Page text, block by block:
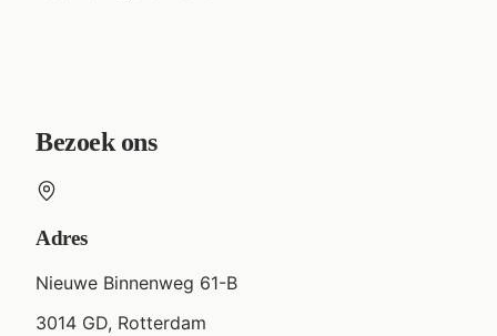
Bezoek ons
Adres
Nieuwe Binnenweg 61-B
3014 GD, Rotterdam